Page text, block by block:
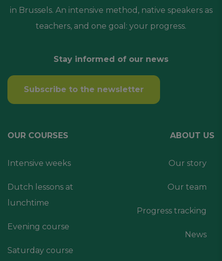
in Brussels. An intensive method, native speakers as
teachers, and one goal: your progress.
Stay informed of our news
Subscribe to the newsletter
OUR COURSES
Intensive weeks
Dutch lessons at
lunchtime
Evening course
Saturday course
ABOUT US
Our story
Our team
Progress tracking
News